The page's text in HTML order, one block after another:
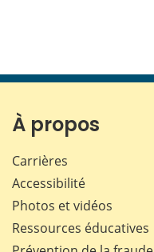
À propos
Carrières
Accessibilité
Photos et vidéos
Ressources éducatives